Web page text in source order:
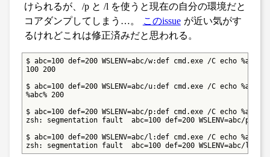
けられるが、/p と /l を使うと現在の自分の環境だと
コアダンプしてしまう…。
このissue が近い気がす
るけれどこれは修正済みだと思われる。
$ abc=100 def=200 WSLENV=abc/w:def cmd.exe /C echo %abc%
100 200
$ abc=100 def=200 WSLENV=abc/u:def cmd.exe /C echo %abc%
%abc% 200
$ abc=100 def=200 WSLENV=abc/p:def cmd.exe /C echo %abc%
zsh: segmentation fault  abc=100 def=200 WSLENV=abc/p:def
$ abc=100 def=200 WSLENV=abc/l:def cmd.exe /C echo %abc%
zsh: segmentation fault  abc=100 def=200 WSLENV=abc/l:def